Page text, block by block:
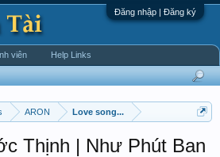
Đăng nhập | Đăng ký
ARON Love song...
Thịnh | Như Phút Ban
viên Help Links